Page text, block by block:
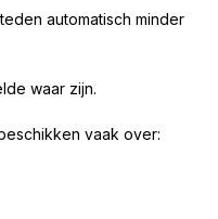
automatisch minder
waar zijn.
vaak over: